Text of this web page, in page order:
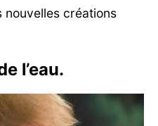
créations
l’eau.